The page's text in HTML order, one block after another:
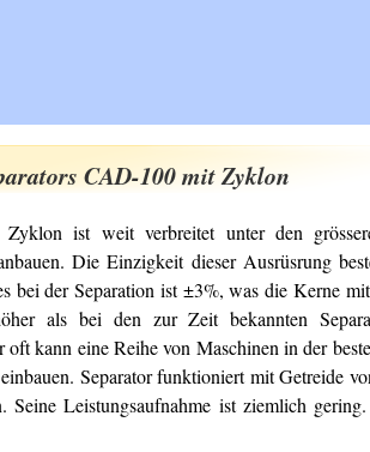
CAD-100 mit Zyklon
ist weit verbreitet unter den
Die Einzigkeit dieser Ausrüsrung
bei der Separation ist ±3%, was die Kerne
als bei den zur Zeit bekannten
kann eine Reihe von Maschinen in der
Separator funktioniert mit Getreide
Seine Leistungsaufnahme ist ziemlich